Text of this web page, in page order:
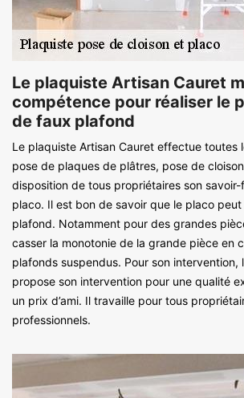
Le plaquiste Artisan Cauret
compétence pour réaliser le
de faux plafond
Le plaquiste Artisan Cauret effectue toutes
pose de plaques de plâtres, pose de
disposition de tous propriétaires son
placo. Il est bon de savoir que le placo
plafond. Notamment pour des grandes
casser la monotonie de la grande pièce en
plafonds suspendus. Pour son intervention,
propose son intervention pour une qualité
un prix d’ami. Il travaille pour tous
professionnels.